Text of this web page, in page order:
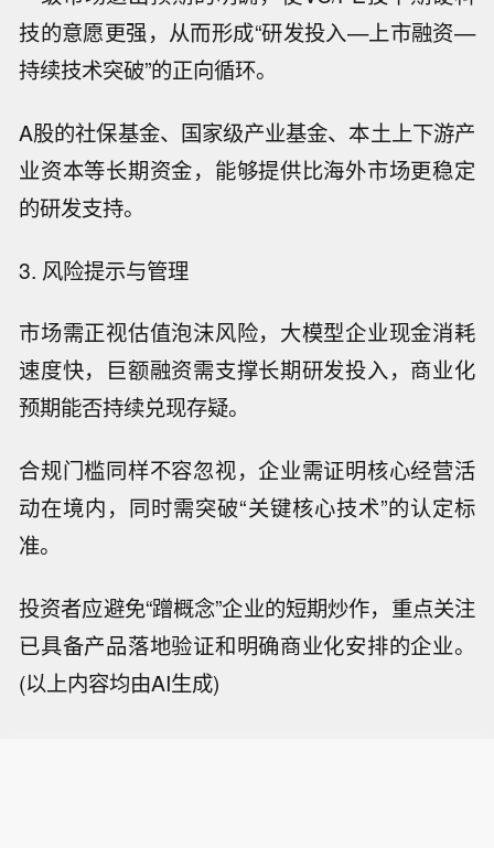
技的意愿更强，从而形成“研发投入—上市融资—
持续技术突破”的正向循环。
A股的社保基金、国家级产业基金、本土上下游产
业资本等长期资金，能够提供比海外市场更稳定
的研发支持。
3. 风险提示与管理
市场需正视估值泡沫风险，大模型企业现金消耗
速度快，巨额融资需支撑长期研发投入，商业化
预期能否持续兑现存疑。
合规门槛同样不容忽视，企业需证明核心经营活
动在境内，同时需突破“关键核心技术”的认定标
准。
投资者应避免“蹭概念”企业的短期炒作，重点关注
已具备产品落地验证和明确商业化安排的企业。
(以上内容均由AI生成)